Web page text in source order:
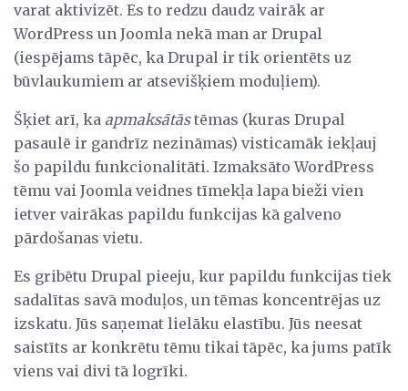
varat aktivizēt. Es to redzu daudz vairāk ar
WordPress un Joomla nekā man ar Drupal
(iespējams tāpēc, ka Drupal ir tik orientēts uz
būvlaukumiem ar atsevišķiem moduļiem).
Šķiet arī, ka apmaksātāstēmas (kuras Drupal
pasaulē ir gandrīz nezināmas) visticamāk iekļauj
šo papildu funkcionalitāti. Izmaksāto WordPress
tēmu vai Joomla veidnes tīmekļa lapa bieži vien
ietver vairākas papildu funkcijas kā galveno
pārdošanas vietu.
Es gribētu Drupal pieeju, kur papildu funkcijas tiek
sadalītas savā moduļos, un tēmas koncentrējas uz
izskatu. Jūs saņemat lielāku elastību. Jūs neesat
saistīts ar konkrētu tēmu tikai tāpēc, ka jums patīk
viens vai divi tā logrīki.